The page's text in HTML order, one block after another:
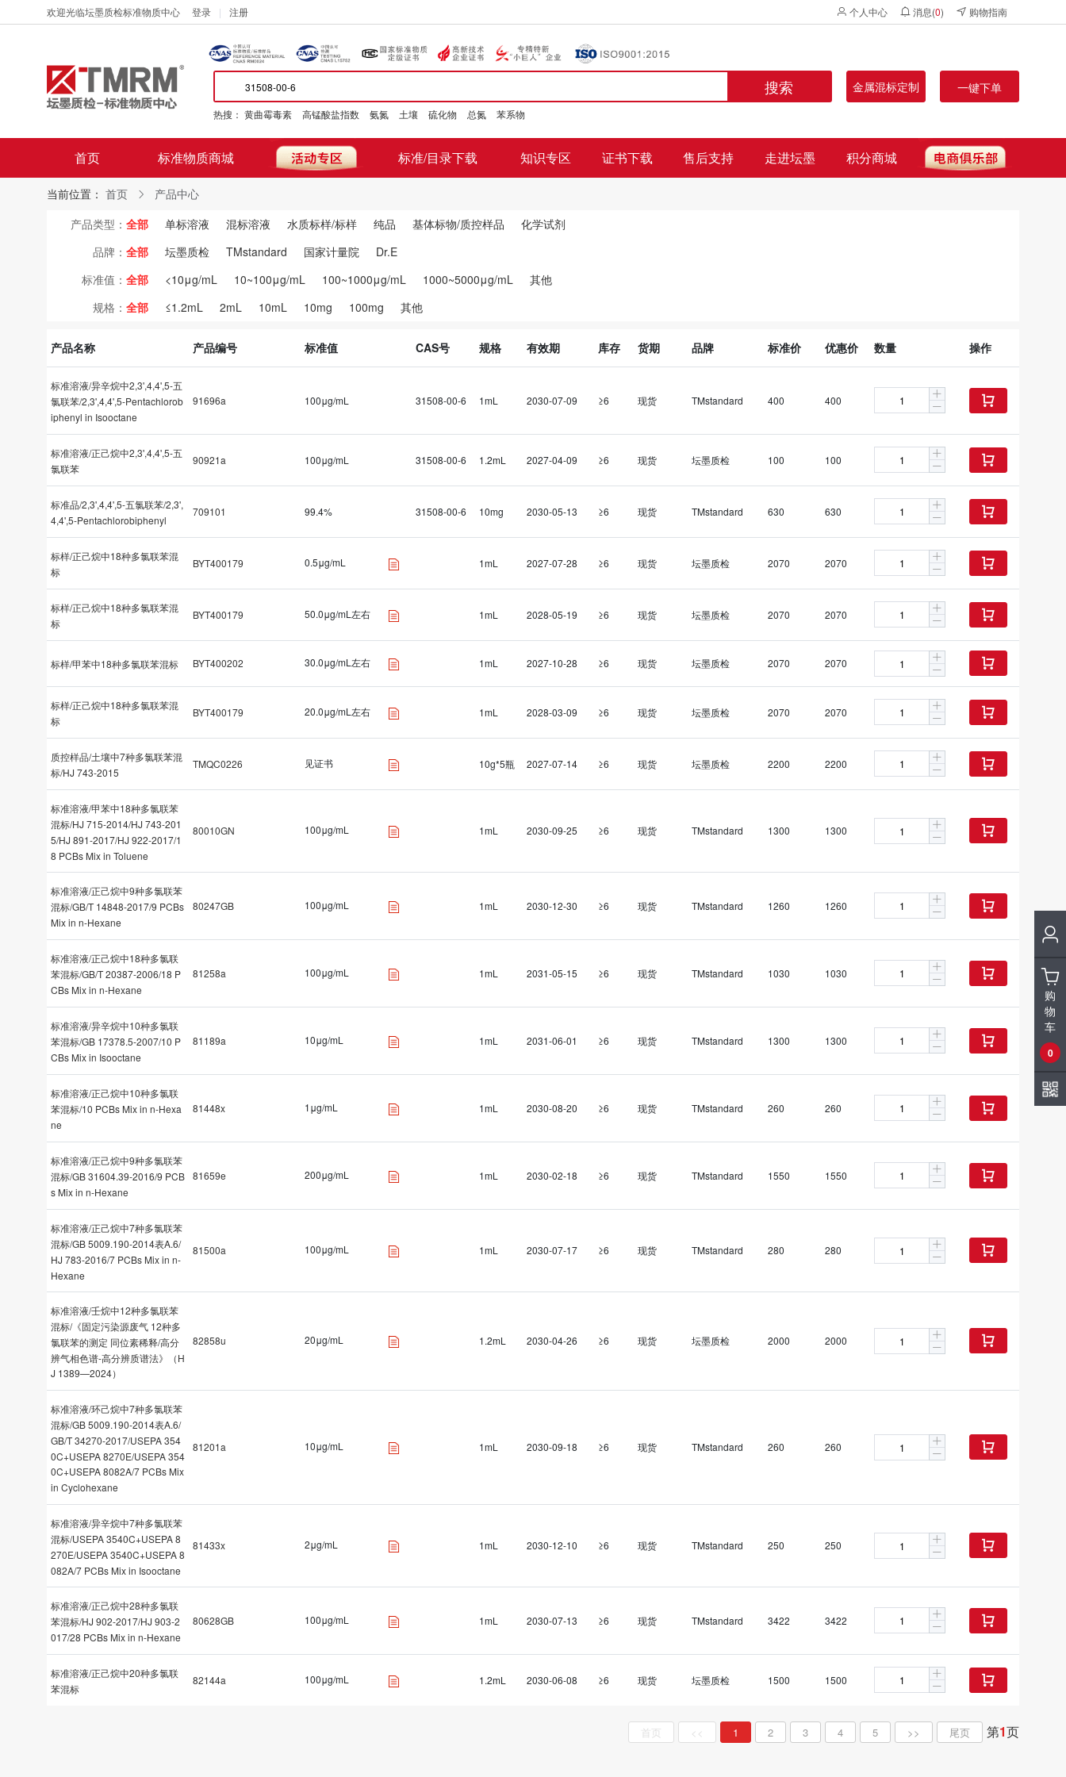
欢迎光临坛墨质检标准物质中心 登录 注册 个人中心 消息(0) 购物指南
搜索 金属混标定制 一键下单
热搜： 黄曲霉毒素 高锰酸盐指数 氨氮 土壤 硫化物 总氮 苯系物
首页 标准物质商城 标准/目录下载 知识专区 证书下载 售后支持 走进坛墨 积分商城
当前位置： 首页
产品中心
产品类型： 全部 单标溶液 混标溶液 水质标样/标样 纯品 基体标物/质控样品
化学试剂
品牌： 全部 坛墨质检 TMstandard 国家计量院
Dr.E
标准值： 全部 <10μg/mL 10~100μg/mL 100~1000μg/mL 1000~5000μg/mL
其他
规格： 全部 ≤1.2mL 2mL 10mL 10mg 100mg 其他
产品名称 产品编号 标准值 CAS号 规格 有效期 库存 货期 品牌 标准价 优惠价 数量 操作
标准溶液/异辛烷中2,3',4,4',5-五
氯联苯/2,3',4,4',5-Pentachlorob
iphenyl in Isooctane
91696a 100μg/mL 31508-00-6 1mL 2030-07-09 ≥6 现货 TMstandard 400 400 
标准溶液/正己烷中2,3',4,4',5-五
氯联苯
90921a 100μg/mL 31508-00-6 1.2mL 2027-04-09 ≥6 现货 坛墨质检 100 100 
标准品/2,3',4,4',5-五氯联苯/2,3',
4,4',5-Pentachlorobiphenyl
709101 99.4% 31508-00-6 10mg 2030-05-13 ≥6 现货 TMstandard 630 630 
标样/正己烷中18种多氯联苯混
标
BYT400179 0.5μg/mL 1mL 2027-07-28 ≥6 现货 坛墨质检 2070 2070 
标样/正己烷中18种多氯联苯混
标
BYT400179 50.0μg/mL左右 1mL 2028-05-19 ≥6 现货 坛墨质检 2070 2070 
标样/甲苯中18种多氯联苯混标 BYT400202 30.0μg/mL左右 1mL 2027-10-28 ≥6 现货 坛墨质检 2070 2070 
标样/正己烷中18种多氯联苯混
标
BYT400179 20.0μg/mL左右 1mL 2028-03-09 ≥6 现货 坛墨质检 2070 2070 
质控样品/土壤中7种多氯联苯混
标/HJ 743-2015
TMQC0226 见证书 10g*5瓶 2027-07-14 ≥6 现货 坛墨质检 2200 2200 
标准溶液/甲苯中18种多氯联苯
混标/HJ 715-2014/HJ 743-201
5/HJ 891-2017/HJ 922-2017/1
8 PCBs Mix in Toluene
80010GN 100μg/mL 1mL 2030-09-25 ≥6 现货 TMstandard 1300 1300 
标准溶液/正己烷中9种多氯联苯
混标/GB/T 14848-2017/9 PCBs
Mix in n-Hexane
80247GB 100μg/mL 1mL 2030-12-30 ≥6 现货 TMstandard 1260 1260 
标准溶液/正己烷中18种多氯联
苯混标/GB/T 20387-2006/18 P
CBs Mix in n-Hexane
81258a 100μg/mL 1mL 2031-05-15 ≥6 现货 TMstandard 1030 1030 
标准溶液/异辛烷中10种多氯联
苯混标/GB 17378.5-2007/10 P
CBs Mix in Isooctane
81189a 10μg/mL 1mL 2031-06-01 ≥6 现货 TMstandard 1300 1300 
标准溶液/正己烷中10种多氯联
苯混标/10 PCBs Mix in n-Hexa
ne
81448x 1μg/mL 1mL 2030-08-20 ≥6 现货 TMstandard 260 260 
标准溶液/正己烷中9种多氯联苯
混标/GB 31604.39-2016/9 PCB
s Mix in n-Hexane
81659e 200μg/mL 1mL 2030-02-18 ≥6 现货 TMstandard 1550 1550 
标准溶液/正己烷中7种多氯联苯
混标/GB 5009.190-2014表A.6/
HJ 783-2016/7 PCBs Mix in n-
Hexane
81500a 100μg/mL 1mL 2030-07-17 ≥6 现货 TMstandard 280 280 
标准溶液/壬烷中12种多氯联苯
混标/《固定污染源废气 12种多
氯联苯的测定 同位素稀释/高分
辨气相色谱-高分辨质谱法》（H
J 1389—2024）
82858u 20μg/mL 1.2mL 2030-04-26 ≥6 现货 坛墨质检 2000 2000 
标准溶液/环己烷中7种多氯联苯
混标/GB 5009.190-2014表A.6/
GB/T 34270-2017/USEPA 354
0C+USEPA 8270E/USEPA 354
0C+USEPA 8082A/7 PCBs Mix
in Cyclohexane
81201a 10μg/mL 1mL 2030-09-18 ≥6 现货 TMstandard 260 260 
标准溶液/异辛烷中7种多氯联苯
混标/USEPA 3540C+USEPA 8
270E/USEPA 3540C+USEPA 8
082A/7 PCBs Mix in Isooctane
81433x 2μg/mL 1mL 2030-12-10 ≥6 现货 TMstandard 250 250 
标准溶液/正己烷中28种多氯联
苯混标/HJ 902-2017/HJ 903-2
017/28 PCBs Mix in n-Hexane
80628GB 100μg/mL 1mL 2030-07-13 ≥6 现货 TMstandard 3422 3422 
标准溶液/正己烷中20种多氯联
苯混标
82144a 100μg/mL 1.2mL 2030-06-08 ≥6 现货 坛墨质检 1500 1500 
首页 << 1 2 3 4 5 >> 尾页 第1页
购
物
车
0